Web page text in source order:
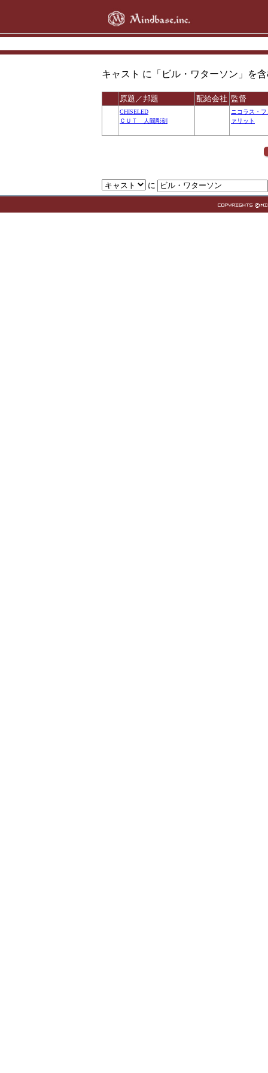
キャスト に「ビル・ワターソン」を
原題／邦題 配給会社 監督
CHISELED
ＣＵＴ 人間彫刻
ニコラス・
ァリット
に